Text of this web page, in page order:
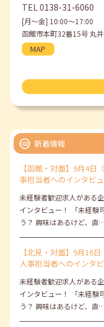
TEL 0138-31-6060
[月〜金] 10:00〜17:00
函館市本町32番15号 丸
MAP
新着情報
【函館・対面】9月4日
事担当者へのインタビ
未経験者歓迎求人がある
インタビュー！ 「未経験
う？ 興味はあるけど、直…
【北見・対面】9月16
人事担当者へのインタ
未経験者歓迎求人がある
インタビュー！ 「未経験
う？ 興味はあるけど、直…